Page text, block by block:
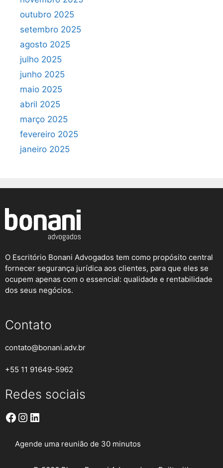
outubro 2025
setembro 2025
agosto 2025
julho 2025
junho 2025
maio 2025
abril 2025
março 2025
fevereiro 2025
janeiro 2025
O Escritório Bonani Advogados tem como propósito central
fornecer segurança jurídica aos clientes, para que eles se
ocupem apenas com o essencial: qualidade e rentabilidade
dos seus negócios.
Contato
contato@bonani.adv.br
+55 11 91649-5962
Redes sociais
Facebook Instagram LinkedIn
Agende uma reunião de 30 minutos